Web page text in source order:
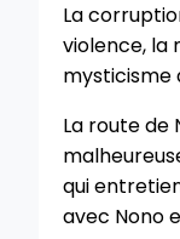
La
violence, la
mysticisme
La route de
qui
avec Nono